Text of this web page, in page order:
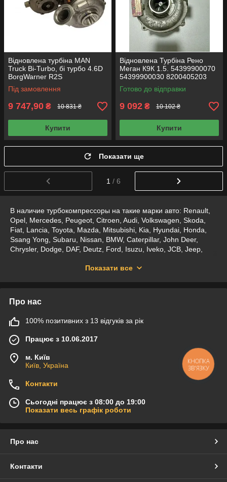
Відновлена турбіна MAN
Truck Bi-Turbo, бі турбо 4.6D
BorgWarner R2S
11509880012 + 12649880072
Під замовлення
9 747,90 ₴ 10 831 ₴
Купити
Відновлена Турбіна Рено
Меган К9К 1.5. 54399900070
54399900030 8200405203
8200507856
Готово до відправки
9 092 ₴ 10 102 ₴
Купити
Показати ще
1 / 6
В наличие турбокомпрессоры на такие марки авто: Renault,
Opel, Mercedes, Peugeot, Citroen, Audi, Volkswagen, Skoda,
Fiat, Lancia, Toyota, Mazda, Mitsubishi, Kia, Hyundai, Honda,
Ssang Yong, Subaru, Nissan, BMW, Caterpillar, John Deer,
Chrysler, Dodge, DAF, Deutz, Ford, Isuzu, Iveko, JCB, Jeep,
Smart, Suzuki, Volvo и др.Показати все
Про нас
100% позитивних з 13 відгуків за рік
Працює з 10.06.2017
м. Київ
Київ, Україна
Контакти
Сьогодні працює з 08:00 до 19:00
Показати весь графік роботи
Про нас
Контакти
КНОПКА
ЗВ'ЯЗКУ